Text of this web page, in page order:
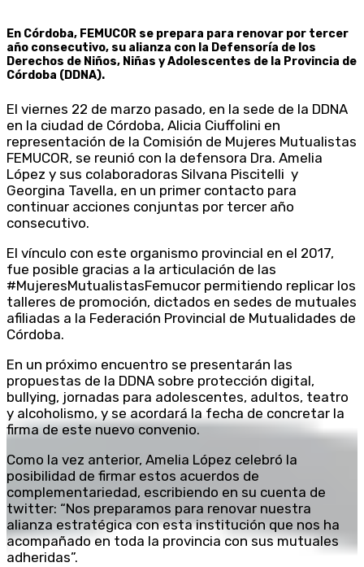
En Córdoba, FEMUCOR se prepara para renovar por tercer
año consecutivo, su alianza con la Defensoría de los
Derechos de Niños, Niñas y Adolescentes de la Provincia de
Córdoba (DDNA).
El viernes 22 de marzo pasado, en la sede de la DDNA
en la ciudad de Córdoba, Alicia Ciuffolini en
representación de la Comisión de Mujeres Mutualistas
FEMUCOR, se reunió con la defensora Dra. Amelia
López y sus colaboradoras Silvana Piscitelli y
Georgina Tavella, en un primer contacto para
continuar acciones conjuntas por tercer año
consecutivo.
El vínculo con este organismo provincial en el 2017,
fue posible gracias a la articulación de las
#MujeresMutualistasFemucor permitiendo replicar los
talleres de promoción, dictados en sedes de mutuales
afiliadas a la Federación Provincial de Mutualidades de
Córdoba.
En un próximo encuentro se presentarán las
propuestas de la DDNA sobre protección digital,
bullying, jornadas para adolescentes, adultos, teatro
y alcoholismo, y se acordará la fecha de concretar la
firma de este nuevo convenio.
Como la vez anterior, Amelia López celebró la
posibilidad de firmar estos acuerdos de
complementariedad, escribiendo en su cuenta de
twitter: “Nos preparamos para renovar nuestra
alianza estratégica con esta institución que nos ha
acompañado en toda la provincia con sus mutuales
adheridas”.